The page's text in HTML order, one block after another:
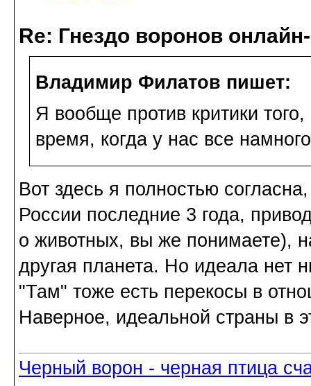
Re: Гнездо воронов
Владимир Филатов пишет:
Я вообще против критики
время, когда у нас все
Вот здесь я полностью
России последние 3 года,
о животных, вы же понимаете),
другая планета. Но идеала нет
"Там" тоже есть перекосы в
Наверное, идеальной страны в
Черный ворон - черная птица